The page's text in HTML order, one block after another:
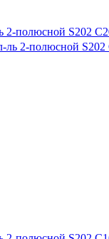
2-полюсной S202